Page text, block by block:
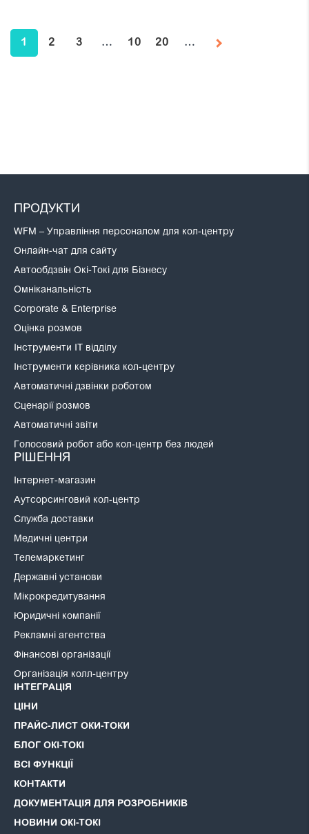
1 2 3 … 10 20 …
ПРОДУКТИ
WFM – Управління персоналом для кол-центру
Онлайн-чат для сайту
Автообдзвін Окі-Токі для Бізнесу
Омніканальність
Corporate & Enterprise
Оцінка розмов
Інструменти IT відділу
Інструменти керівника кол-центру
Автоматичні дзвінки роботом
Сценарії розмов
Автоматичні звіти
Голосовий робот або кол-центр без людей
РІШЕННЯ
Інтернет-магазин
Аутсорсинговий кол-центр
Служба доставки
Медичні центри
Телемаркетинг
Державні установи
Мікрокредитування
Юридичні компанії
Рекламні агентства
Фінансові організації
Організація колл-центру
ІНТЕГРАЦІЯ
ЦІНИ
ПРАЙС-ЛИСТ ОКИ-ТОКИ
БЛОГ ОКІ-ТОКІ
ВСІ ФУНКЦІЇ
КОНТАКТИ
ДОКУМЕНТАЦІЯ ДЛЯ РОЗРОБНИКІВ
НОВИНИ ОКІ-ТОКІ